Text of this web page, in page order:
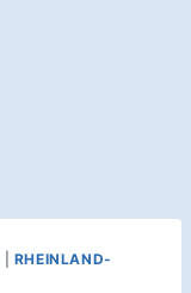
RHEINLAND-